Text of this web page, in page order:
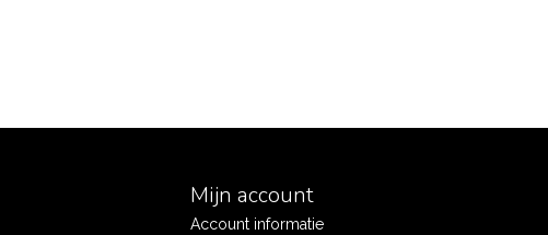
Mijn account
Account informatie